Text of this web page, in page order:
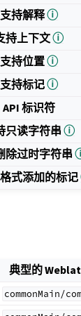
支持解释ⓘ
持上下文ⓘ
支持位置ⓘ
支持标记ⓘ
API 标识符
只读字符串ⓘ
除过时字符串
式添加的标记
典型的
commonMain/